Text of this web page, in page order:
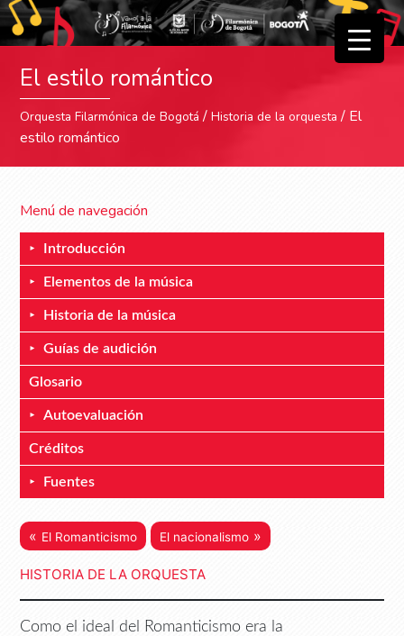
El estilo romántico
Orquesta Filarmónica de Bogotá /Historia de la orquesta / El
estilo romántico
Menú de navegación
Introducción
Elementos de la música
Historia de la música
Guías de audición
Glosario
Autoevaluación
Créditos
Fuentes
« El Romanticismo El nacionalismo »
HISTORIA DE LA ORQUESTA
Como el ideal del Romanticismo era la